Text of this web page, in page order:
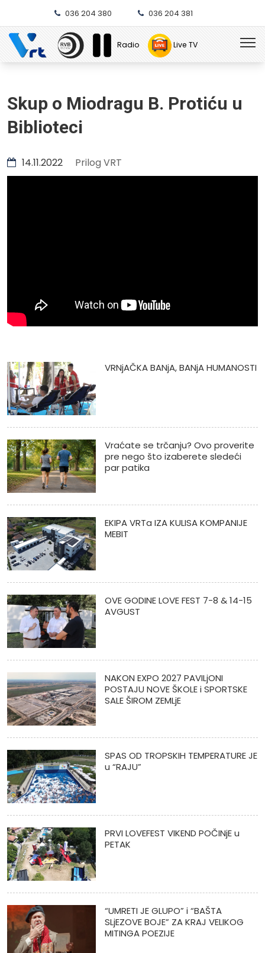
036 204 380 036 204 381
Radio Live TV
Skup o Miodragu B. Protiću u
Biblioteci
14.11.2022 Prilog VRT
VRNjAČKA BANjA, BANjA HUMANOSTI
Vraćate se trčanju? Ovo proverite
pre nego što izaberete sledeći
par patika
EKIPA VRTa IZA KULISA KOMPANIJE
MEBIT
OVE GODINE LOVE FEST 7-8 & 14-15
AVGUST
NAKON EXPO 2027 PAVILjONI
POSTAJU NOVE ŠKOLE i SPORTSKE
SALE ŠIROM ZEMLjE
SPAS OD TROPSKIH TEMPERATURE JE
u “RAJU”
PRVI LOVEFEST VIKEND POČINjE u
PETAK
“UMRETI JE GLUPO” i “BAŠTA
SLjEZOVE BOJE” ZA KRAJ VELIKOG
MITINGA POEZIJE